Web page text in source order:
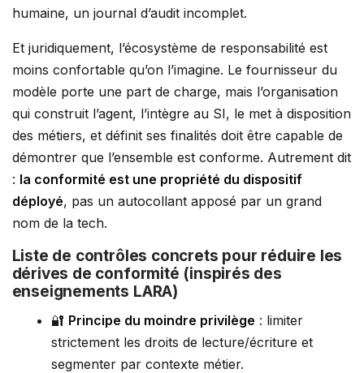
humaine, un journal d’audit incomplet.
Et juridiquement, l’écosystème de responsabilité est
moins confortable qu’on l’imagine. Le fournisseur du
modèle porte une part de charge, mais l’organisation
qui construit l’agent, l’intègre au SI, le met à disposition
des métiers, et définit ses finalités doit être capable de
démontrer que l’ensemble est conforme. Autrement dit
: la conformité est une propriété du dispositif
déployé, pas un autocollant apposé par un grand
nom de la tech.
Liste de contrôles concrets pour réduire les
dérives de conformité (inspirés des
enseignements LARA)
🔐 Principe du moindre privilège : limiter
strictement les droits de lecture/écriture et
segmenter par contexte métier.